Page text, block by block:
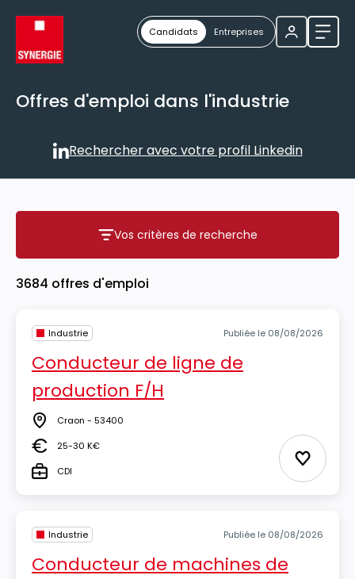
Candidats Entreprises
Offres d'emploi dans l'industrie
Rechercher avec votre
Rechercher avec votre profil Linkedin
Vos critères de recherche
Vos critères de recherche
3684 offres d'emploi
Industrie Publiée le 08/08/2026
Conducteur de ligne de
production F/H
Lieu Craon - 53400
Salaire25-30 K€
TypeCDI Ajouter
Industrie Publiée le 08/08/2026
Conducteur de machines de